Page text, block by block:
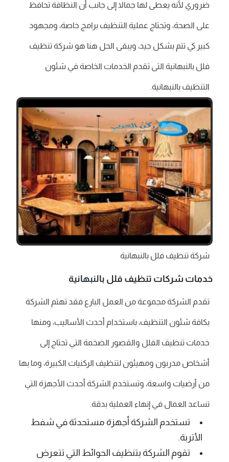
ضروري لأنه يعطى لها جمالا إلى جانب أن النظافة تحافظ
على الصحة، وتحتاج عملية التنظيف برامج خاصة، ومجهود
كبير كي تتم بشكل جيد، ويبقى الحل هنا هو شركة تنظيف
فلل بالنبهانية التى تقدم الخدمات الخاصة في شئون
التنظيف بالنبهانية.
شركة تنظيف فلل بالنبهانية
خدمات شركات تنظيف فلل بالنبهانية
تقدم الشركة مجموعة من العمل البارع فقد تهتم الشركة
بكافة شئون التنظيف، باستخدام أحدث الأساليب، ومنها
خدمات تنظيف الفلل والقصور الضخمة التي تحتاج إلى
أشخاص مدربون ومهيئون لتنظيف الركنيات الكبيرة، وما بها
من أرضيات واسعة، وتستخدم الشركة أحدث الأجهزة التي
تساعد العمال في إنهاء العملية بدقة.
تستخدم الشركة أجهزة مستحدثة في شفط
الأتربة.
تقوم الشركة بتنظيف الحوائط التي تتعرض